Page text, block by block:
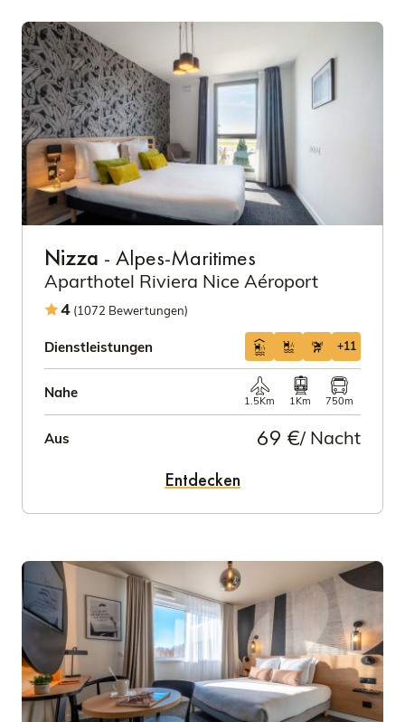
Nizza - Alpes-Maritimes
Aparthotel Riviera Nice Aéroport
4 (1072 Bewertungen)
Dienstleistungen +11
Nahe
1.5Km 1Km 750m
Aus 69 €/ Nacht
Entdecken